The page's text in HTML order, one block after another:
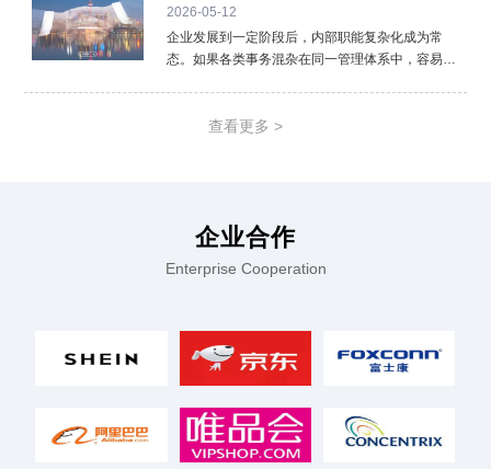
派遣单位（即用人单位
2026-05-12
企业发展到一定阶段后，内部职能复杂化成为常
态。如果各类事务混杂在同一管理体系中，容易降
企业可以将标准化、重复性强的人事事务外置。薪
查看更多 >
企业合作
Enterprise Cooperation